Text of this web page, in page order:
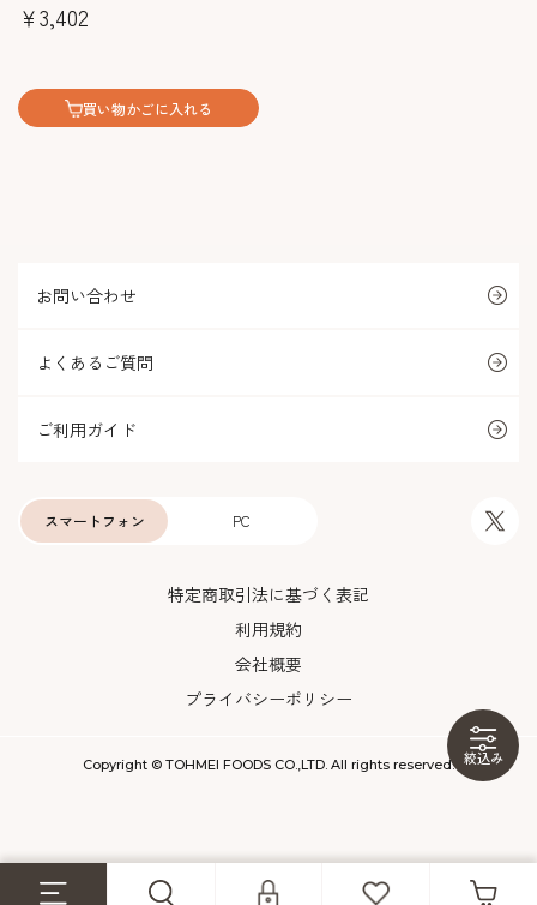
絞込み
￥3,402
買い物かごに入れる
お問い合わせ
よくあるご質問
ご利用ガイド
PC
スマートフォン
特定商取引法に基づく表記
利用規約
会社概要
プライバシーポリシー
Copyright © TOHMEI FOODS CO.,LTD. All rights reserved.